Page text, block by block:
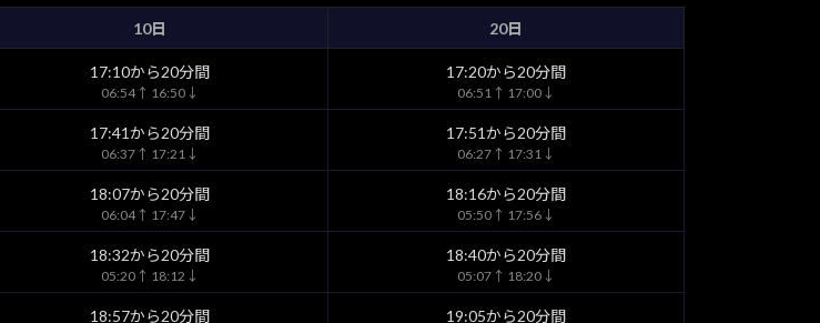
10日 20日
17:10から20分間
06:54↑ 16:50↓
17:20から20分間
06:51↑ 17:00↓
17:41から20分間
06:37↑ 17:21↓
17:51から20分間
06:27↑ 17:31↓
18:07から20分間
06:04↑ 17:47↓
18:16から20分間
05:50↑ 17:56↓
18:32から20分間
05:20↑ 18:12↓
18:40から20分間
05:07↑ 18:20↓
18:57から20分間 19:05から20分間